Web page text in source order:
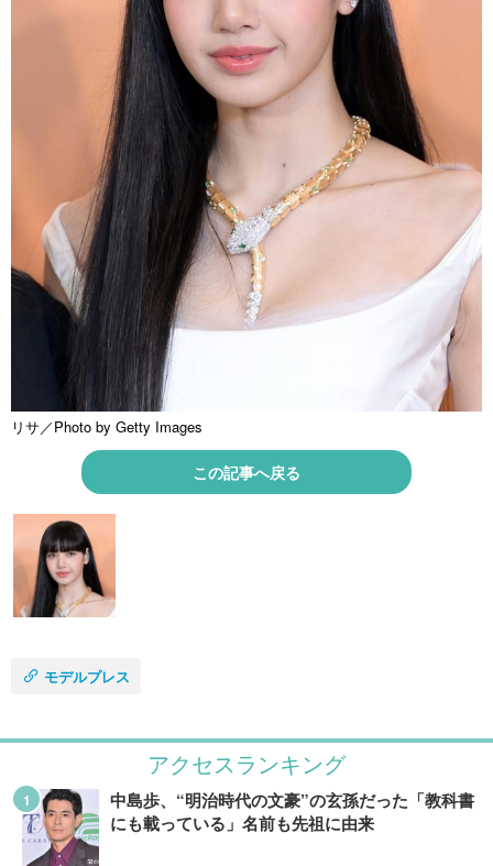
リサ／Photo by Getty Images
この記事へ戻る
モデルプレス
アクセスランキング
中島歩、“明治時代の文豪”の玄孫だった「教科書
にも載っている」名前も先祖に由来